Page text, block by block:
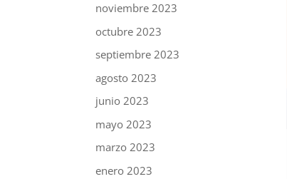
noviembre 2023
octubre 2023
septiembre 2023
agosto 2023
junio 2023
mayo 2023
marzo 2023
enero 2023